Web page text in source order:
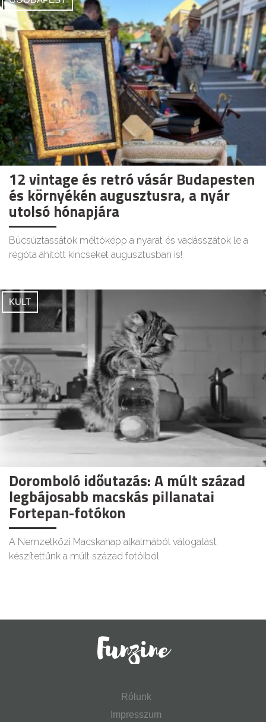
12 vintage és retró vásár Budapesten
és környékén augusztusra, a nyár
utolsó hónapjára
Búcsúztassátok méltóképp a nyarat és vadásszátok le a
régóta áhított kincseket augusztusban is!
KULT
Doromboló időutazás: A múlt század
legbájosabb macskás pillanatai
Fortepan-fotókon
A Nemzetközi Macskanap alkalmából válogatást
készítettünk a múlt század fotóiból.
Rólunk
Impresszum